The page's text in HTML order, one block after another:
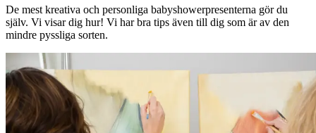
De mest kreativa och personliga babyshowerpresenterna gör du
själv. Vi visar dig hur! Vi har bra tips även till dig som är av den
mindre pyssliga sorten.